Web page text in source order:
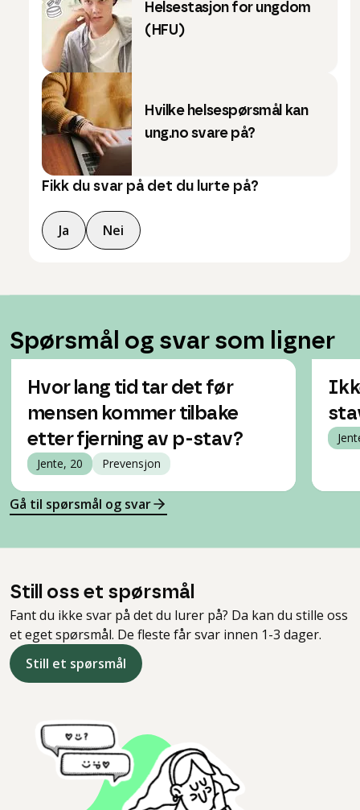
Helsestasjon for ungdom
(HFU)
Hvilke helsespørsmål kan
ung.no svare på?
Fikk du svar på det du lurte på?
Ja Nei
Spørsmål og svar som ligner
Hvor lang tid tar det før
mensen kommer tilbake
etter fjerning av p-stav?
Jente, 20 Prevensjon
Gå til spørsmål og svar
Still oss et spørsmål
Fant du ikke svar på det du lurer på? Da kan du stille oss
et eget spørsmål. De fleste får svar innen 1-3 dager.
Still et spørsmål